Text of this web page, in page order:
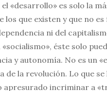
«desarrollo» es solo la
los que existen y que no
ni del
éste solo
y autonomía. No es un
la revolución. Lo que se
apresurado incriminar a